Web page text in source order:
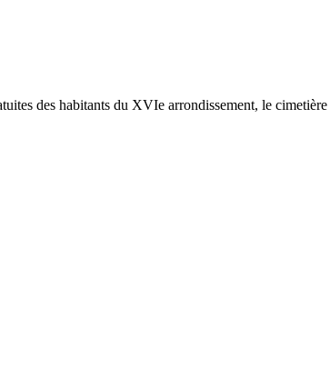
des habitants du XVIe arrondissement, le